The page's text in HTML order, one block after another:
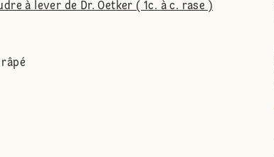
à lever de Dr. Oetker ( 1c. à c. rase )